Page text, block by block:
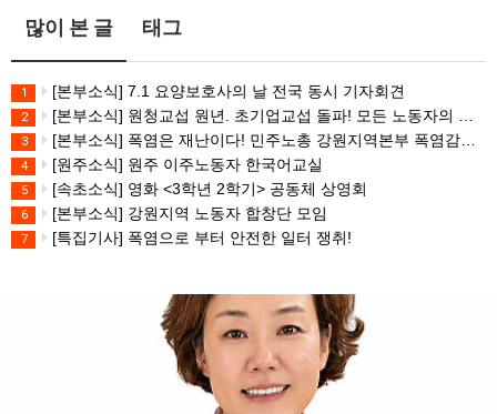
많이 본 글 태그
1 [본부소식] 7.1 요양보호사의 날 전국 동시 기자회견
2 [본부소식] 원청교섭 원년. 초기업교섭 돌파! 모든 노동자의 노동기본권 쟁취! 민주노총 7.15 총파업대회
3 [본부소식] 폭염은 재난이다! 민주노총 강원지역본부 폭염감시단 선포 기자회견
4 [원주소식] 원주 이주노동자 한국어교실
5 [속초소식] 영화 <3학년 2학기> 공동체 상영회
6 [본부소식] 강원지역 노동자 합창단 모임
7 [특집기사] 폭염으로 부터 안전한 일터 쟁취!